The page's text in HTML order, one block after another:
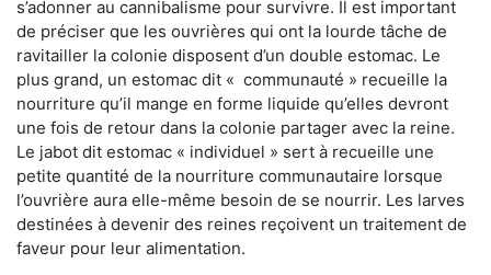
s’adonner au cannibalisme pour survivre. Il est important
de préciser que les ouvrières qui ont la lourde tâche de
ravitailler la colonie disposent d’un double estomac. Le
plus grand, un estomac dit « communauté » recueille la
nourriture qu’il mange en forme liquide qu’elles devront
une fois de retour dans la colonie partager avec la reine.
Le jabot dit estomac « individuel » sert à recueille une
petite quantité de la nourriture communautaire lorsque
l’ouvrière aura elle-même besoin de se nourrir. Les larves
destinées à devenir des reines reçoivent un traitement de
faveur pour leur alimentation.